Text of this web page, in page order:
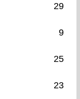
29
9
25
23